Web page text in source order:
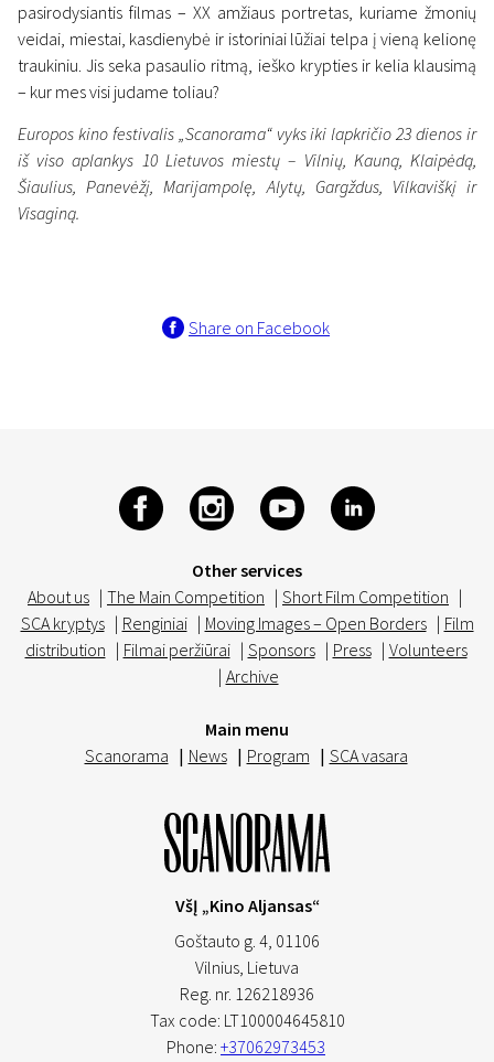
pasirodysiantis filmas – XX amžiaus portretas, kuriame žmonių
veidai, miestai, kasdienybė ir istoriniai lūžiai telpa į vieną kelionę
traukiniu. Jis seka pasaulio ritmą, ieško krypties ir kelia klausimą
– kur mes visi judame toliau?
Europos kino festivalis „Scanorama“ vyks iki lapkričio 23 dienos ir
iš viso aplankys 10 Lietuvos miestų – Vilnių, Kauną, Klaipėdą,
Šiaulius, Panevėžį, Marijampolę, Alytų, Gargždus, Vilkaviškį ir
Visaginą.
Share on Facebook
Other services
About us | The Main Competition | Short Film Competition |
SCA kryptys | Renginiai | Moving Images – Open Borders | Film
distribution | Filmai peržiūrai | Sponsors | Press | Volunteers
| Archive
Main menu
Scanorama | News | Program | SCA vasara
VšĮ „Kino Aljansas“
Goštauto g. 4, 01106
Vilnius, Lietuva
Reg. nr. 126218936
Tax code: LT100004645810
Phone: +37062973453